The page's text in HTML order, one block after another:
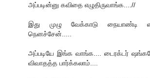
அப்படின்னு கவிதை எழுதிருவாங்க....//
இது முழு வேக்காடு நையாண்டி
நென‌ச்சேன்.....
அப்படியே இங்க வாங்க.... டைரக்டர்
விவாதத்த பார்க்கலாம்....